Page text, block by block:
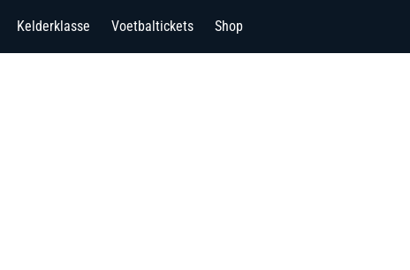
Kelderklasse Voetbaltickets Shop